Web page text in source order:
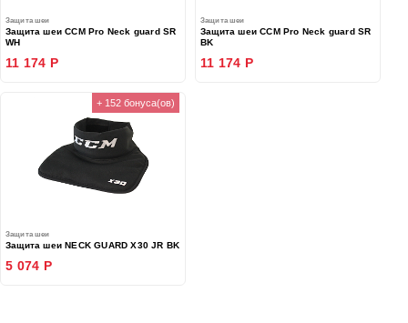
Защита шеи
Защита шеи CCM Pro Neck guard SR
WH
11 174 Р
Защита шеи
Защита шеи CCM Pro Neck guard SR
BK
11 174 Р
+ 152 бонуса(ов)
Защита шеи
Защита шеи NECK GUARD X30 JR BK
5 074 Р